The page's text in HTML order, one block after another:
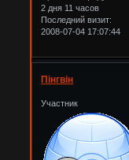
2 дня 11 часов
Последний визит:
2008-07-04 17:07:44
Пінгвін
Участник